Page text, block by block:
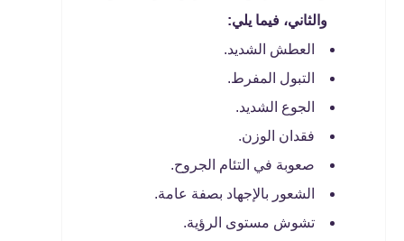
والثاني، فيما يلي:
العطش الشديد.
التبول المفرط.
الجوع الشديد.
فقدان الوزن.
صعوبة في التئام الجروح.
الشعور بالإجهاد بصفة عامة.
تشوش مستوى الرؤية.